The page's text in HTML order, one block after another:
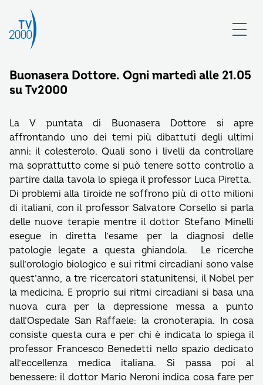
Buonasera Dottore. Ogni martedì alle 21.05
su Tv2000
La V puntata di Buonasera Dottore si apre
affrontando uno dei temi più dibattuti degli ultimi
anni: il colesterolo. Quali sono i livelli da controllare
ma soprattutto come si può tenere sotto controllo a
partire dalla tavola lo spiega il professor Luca Piretta.
Di problemi alla tiroide ne soffrono più di otto milioni
di italiani, con il professor Salvatore Corsello si parla
delle nuove terapie mentre il dottor Stefano Minelli
esegue in diretta l’esame per la diagnosi delle
patologie legate a questa ghiandola. Le ricerche
sull’orologio biologico e sui ritmi circadiani sono valse
quest’anno, a tre ricercatori statunitensi, il Nobel per
la medicina. E proprio sui ritmi circadiani si basa una
nuova cura per la depressione messa a punto
dall’Ospedale San Raffaele: la cronoterapia. In cosa
consiste questa cura e per chi è indicata lo spiega il
professor Francesco Benedetti nello spazio dedicato
all’eccellenza medica italiana. Si passa poi al
benessere: il dottor Mario Neroni indica cosa fare per